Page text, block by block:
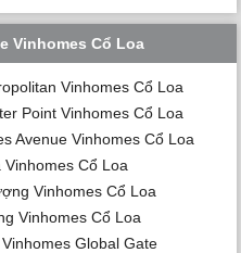
Vinhomes Cổ Loa
Vinhomes Cổ Loa
Point Vinhomes Cổ Loa
Avenue Vinhomes Cổ Loa
Cổ Loa
Vinhomes Cổ Loa
Vinhomes Cổ Loa
Global Gate